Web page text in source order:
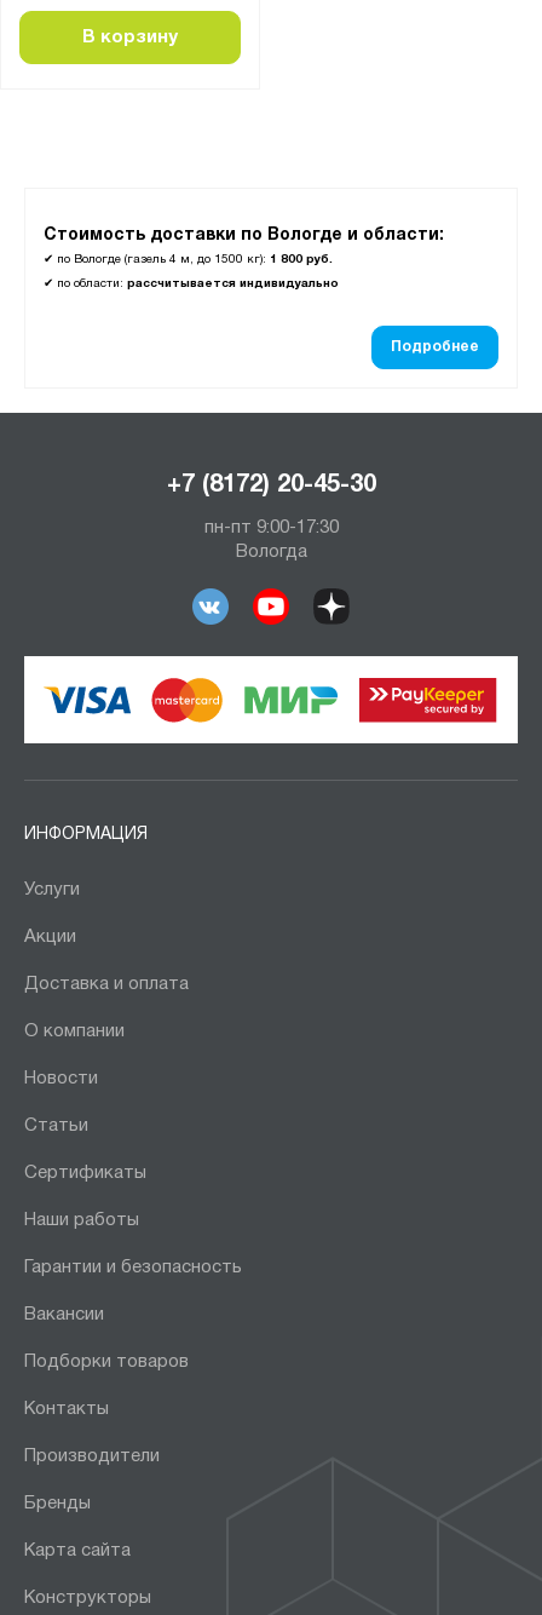
Стоимость доставки по Вологде и области:
✔ по Вологде (газель 4 м, до 1500 кг): 1 800 руб.
✔ по области: рассчитывается индивидуально
Подробнее
В корзину
+7 (8172) 20-45-30
пн-пт 9:00-17:30
Вологда
ИНФОРМАЦИЯ
Услуги
Акции
Доставка и оплата
О компании
Новости
Статьи
Сертификаты
Наши работы
Гарантии и безопасность
Вакансии
Подборки товаров
Контакты
Производители
Бренды
Карта сайта
Конструкторы